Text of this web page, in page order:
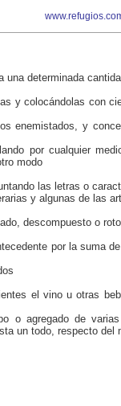
una determinada
y colocándolas con
enemistados, y
por cualquier
modo
las letras o
y algunas de las
descompuesto o roto
por la suma
el vino u otras
o agregado de
un todo, respecto del